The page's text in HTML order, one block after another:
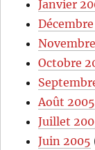
Janvier
Octobre
Août 2005
Juillet
Juin 2005